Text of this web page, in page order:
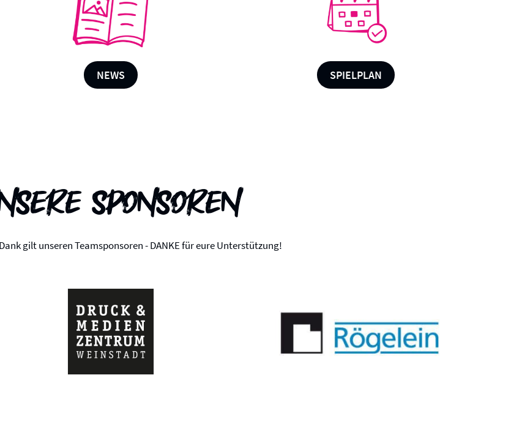
NEWS SPIELPLAN
Sponsoren
gilt unseren Teamsponsoren - DANKE für eure Unterstützung!